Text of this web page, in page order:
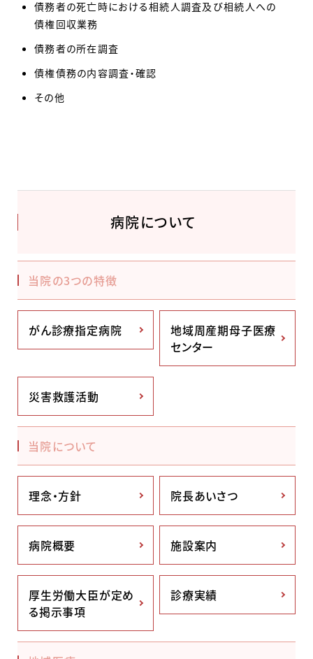
債務者の死亡時における相続人調査及び相続人への
債権回収業務
債務者の所在調査
債権債務の内容調査・確認
その他
病院について
当院の3つの特徴
がん診療指定病院
地域周産期母子医療
センター
災害救護活動
当院について
理念・方針 院長あいさつ
病院概要 施設案内
厚生労働大臣が定め
る掲示事項
診療実績